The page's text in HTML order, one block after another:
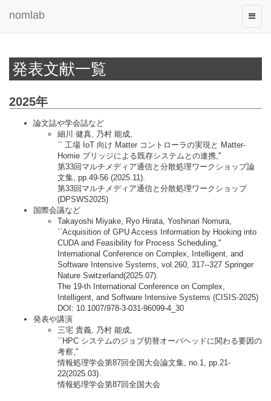
nomlab
Toggle
発表文献一覧
2025年
論文誌や学会誌など
細川 健真, 乃村 能成,
`` 工場 IoT 向け Matter コントローラの実現と Matter-
Homie ブリッジによる既存システムとの連携,''
第33回マルチメディア通信と分散処理ワークショップ論
文集, pp.49-56 (2025.11).
第33回マルチメディア通信と分散処理ワークショップ
(DPSWS2025)
国際会議など
Takayoshi Miyake, Ryo Hirata, Yoshinari Nomura,
``Acquisition of GPU Access Information by Hooking into
CUDA and Feasibility for Process Scheduling,''
International Conference on Complex, Intelligent, and
Software Intensive Systems, vol.260, 317--327 Springer
Nature Switzerland(2025.07).
The 19-th International Conference on Complex,
Intelligent, and Software Intensive Systems (CISIS-2025)
DOI: 10.1007/978-3-031-96099-4_30
発表や講演
三宅 貴義, 乃村 能成,
``HPC システムのジョブ切替オーバヘッドに関わる要因の
考察,''
情報処理学会第87回全国大会論文集, no.1, pp.21-
22(2025.03).
情報処理学会第87回全国大会